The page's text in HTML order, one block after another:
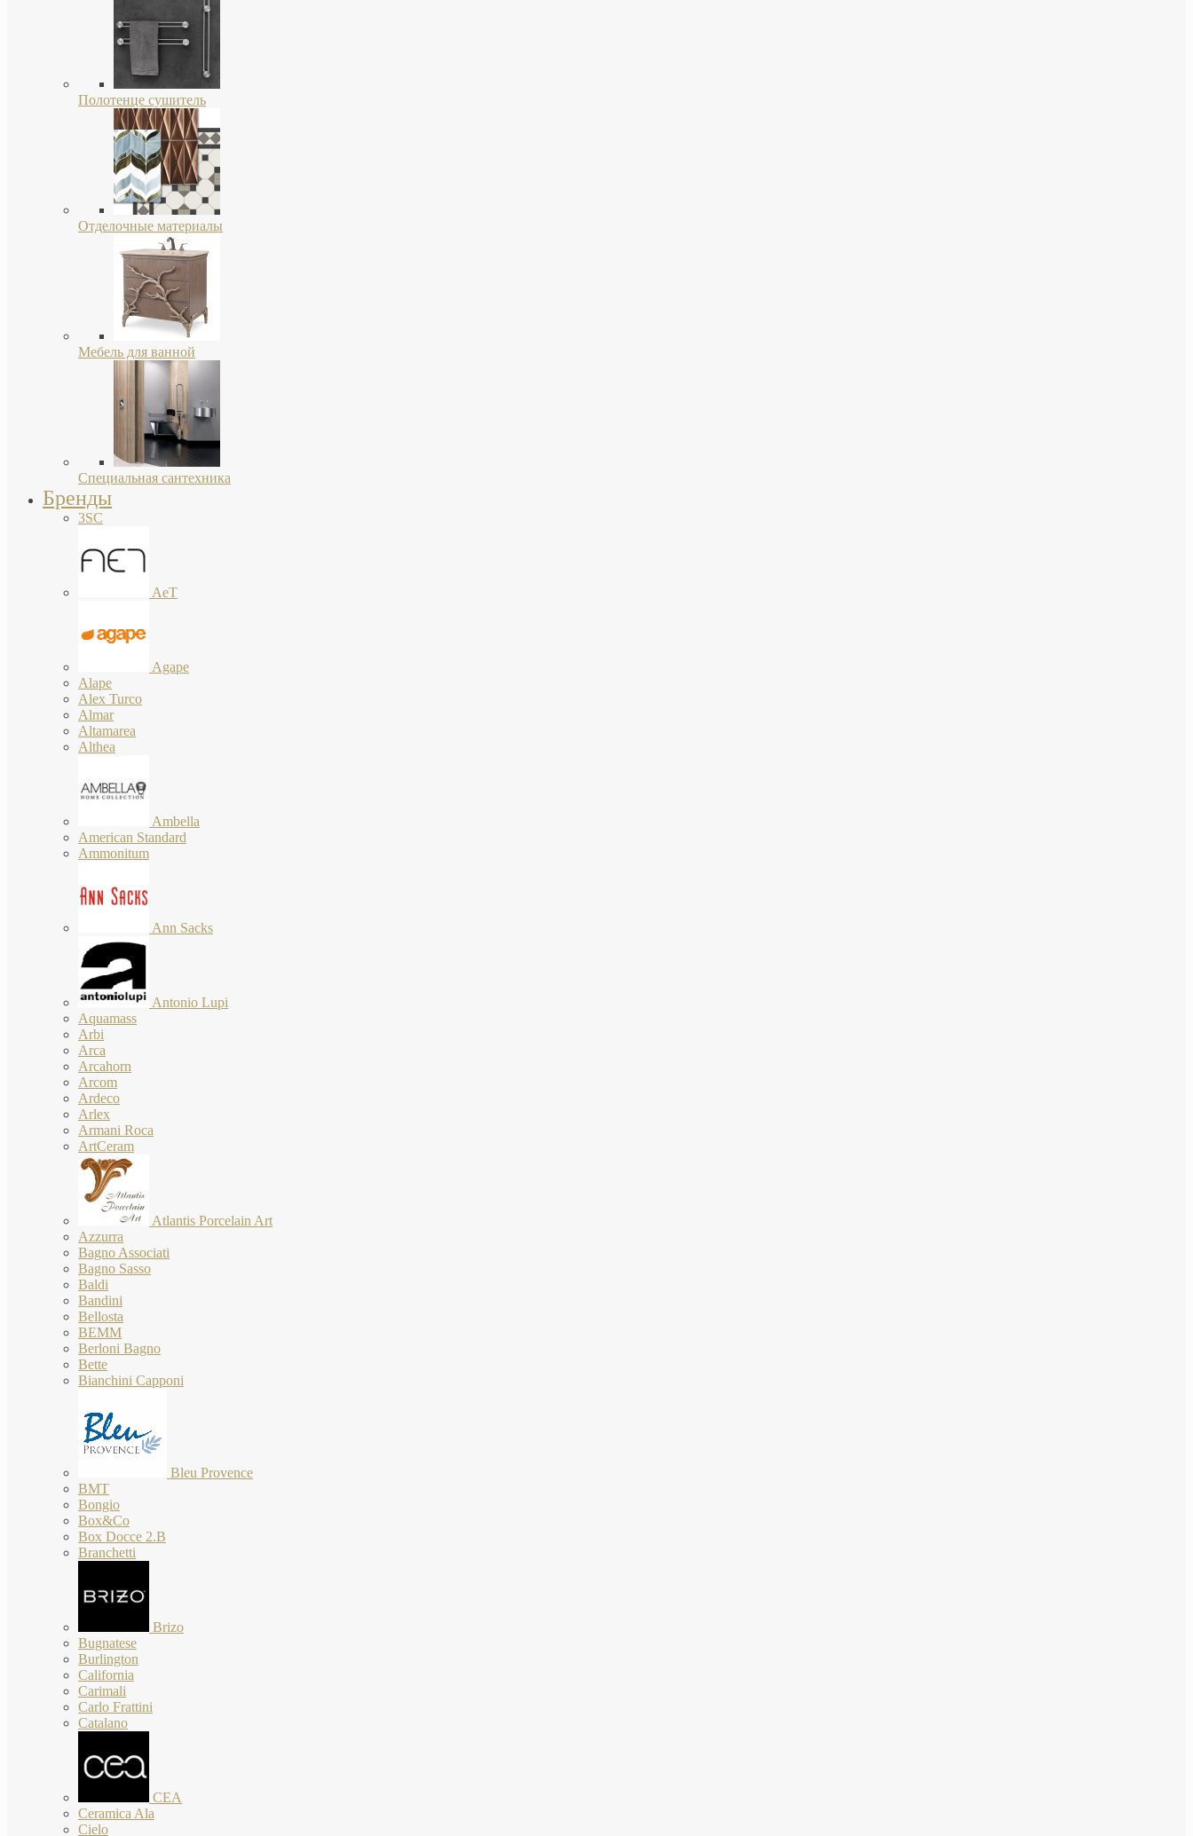
Полотенце сушитель
Отделочные материалы
Мебель для ванной
Специальная сантехника
Бренды
3SC
AeT
Agape
Alape
Alex Turco
Almar
Altamarea
Althea
Ambella
American Standard
Ammonitum
Ann Sacks
Antonio Lupi
Aquamass
Arbi
Arca
Arcahorn
Arcom
Ardeco
Arlex
Armani Roca
ArtCeram
Atlantis Porcelain Art
Azzurra
Bagno Associati
Bagno Sasso
Baldi
Bandini
Bellosta
BEMM
Berloni Bagno
Bette
Bianchini Capponi
Bleu Provence
BMT
Bongio
Box&Co
Box Docce 2.B
Branchetti
Brizo
Bugnatese
Burlington
California
Carimali
Carlo Frattini
Catalano
CEA
Ceramica Ala
Cielo